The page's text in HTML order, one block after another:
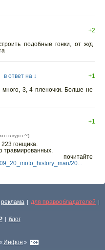
+2
подобные гонки, от ж/д
в ответ на ↓
+1
3, 4 пленочки. Болше не
+1
в курсе?)
гонщика.
травмированных.
20...
реклама | для правообладателей |
| блог
Инфон »